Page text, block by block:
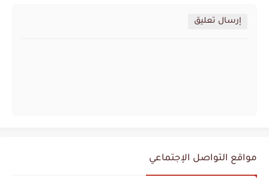
إرسال تعليق
مواقع التواصل الإجتماعي